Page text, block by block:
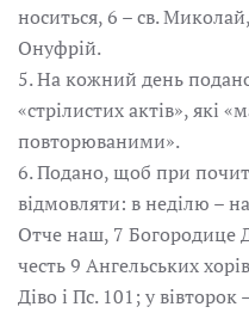
носиться, 6 – св.
Онуфрій.
5. На кожний день
«стрілистих актів», які
повторюваними».
6. Подано, щоб при
відмовляти: в неділю –
Отче наш, 7 Богородице
честь 9 Ангельських
Діво і Пс. 101; у вівторок